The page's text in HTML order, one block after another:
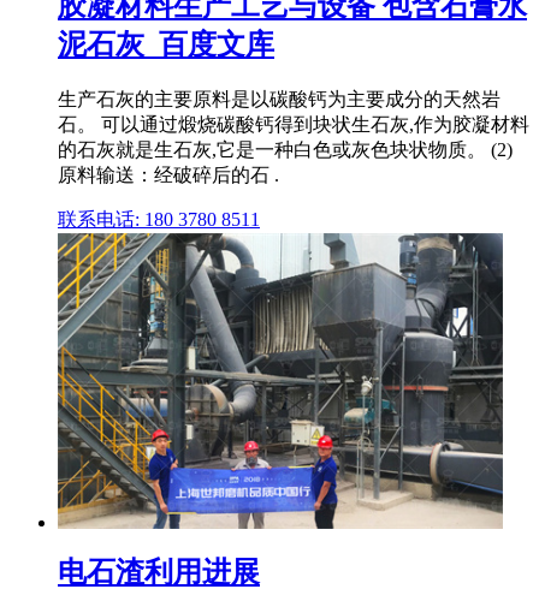
泥石灰_百度文库
生产石灰的主要原料是以碳酸钙为主要成分的天然岩
石。 可以通过煅烧碳酸钙得到块状生石灰,作为胶凝材料
的石灰就是生石灰,它是一种白色或灰色块状物质。 (2)
原料输送：经破碎后的石 .
联系电话: 180 3780 8511
电石渣利用进展